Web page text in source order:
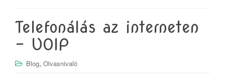
Telefonálás az interneten
– VOIP
Blog, Olvasnivaló